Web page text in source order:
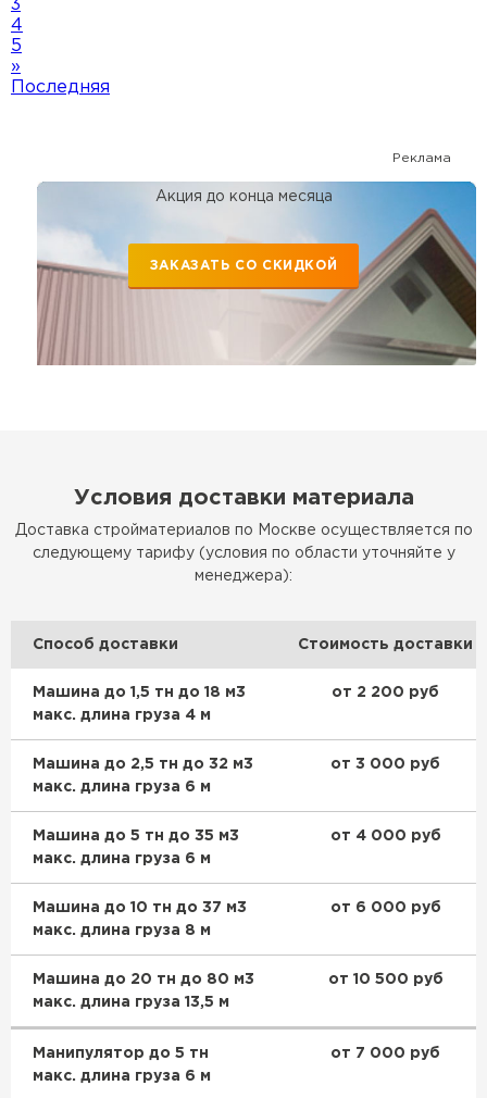
3
4
5
»
Последняя
Реклама
Акция до конца месяца
ЗАКАЗАТЬ СО СКИДКОЙ
Условия доставки материала
Доставка стройматериалов по Москве осуществляется по
следующему тарифу (условия по области уточняйте у
менеджера):
Способ доставки Стоимость доставки
Машина до 1,5 тн до 18 м3
макс. длина груза 4 м
от 2 200 руб
Машина до 2,5 тн до 32 м3
макс. длина груза 6 м
от 3 000 руб
Машина до 5 тн до 35 м3
макс. длина груза 6 м
от 4 000 руб
Машина до 10 тн до 37 м3
макс. длина груза 8 м
от 6 000 руб
Машина до 20 тн до 80 м3
макс. длина груза 13,5 м
от 10 500 руб
Манипулятор до 5 тн
макс. длина груза 6 м
от 7 000 руб